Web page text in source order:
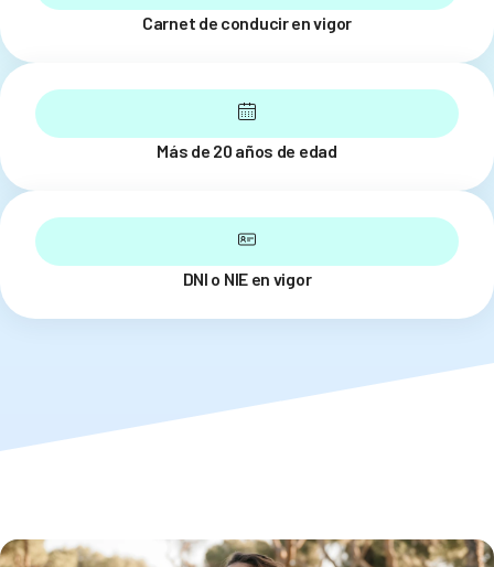
Carnet de conducir en vigor
Más de 20 años de edad
DNI o NIE en vigor